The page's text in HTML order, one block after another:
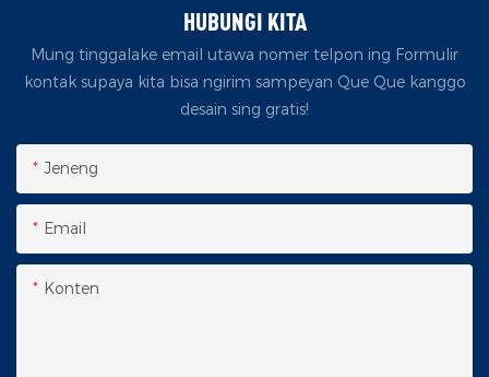
HUBUNGI KITA
Mung tinggalake email utawa nomer telpon ing Formulir
kontak supaya kita bisa ngirim sampeyan Que Que kanggo
desain sing gratis!
Jeneng
Email
Konten